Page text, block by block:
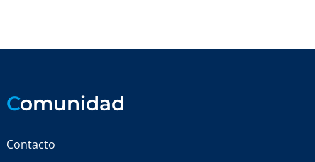
Comunidad
Contacto